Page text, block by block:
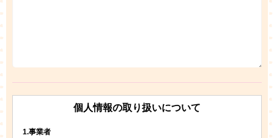
個人情報の取り扱いについて
1.事業者